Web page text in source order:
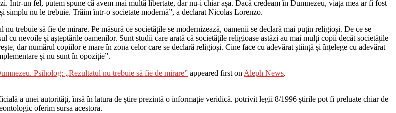
Într-un fel, putem spune că avem mai multă libertate, dar nu-i chiar așa. Dacă credeam în Dumnezeu, viața mea ar fi fost
nu le trebuie. Trăim într-o societate modernă”, a declarat Nicolas Lorenzo.
nu trebuie să fie de mirare. Pe măsură ce societățile se modernizează, oamenii se declară mai puțin religioși. De ce se
nevoile și așteptările oamenilor. Sunt studii care arată că societățile religioase astăzi au mai mulți copii decât societățile
dar numărul copiilor e mare în zona celor care se declară religioși. Cine face cu adevărat știință și înțelege cu adevărat
și nu sunt în opoziție”.
Psiholog: „Rezultatul nu trebuie să fie de mirare” appeared first on Aleph News.
a unei autorități, însă în latura de știre prezintă o informație veridică. potrivit legii 8/1996 știrile pot fi preluate chiar de
oferim sursa acestora.